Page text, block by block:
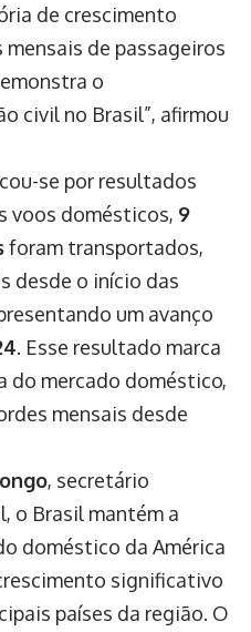
de crescimento
de passageiros
o
civil no Brasil”, afirmou
se por resultados
voos domésticos, 9
foram transportados,
desde o início das
um avanço
. Esse resultado marca
do mercado doméstico,
mensais desde
, secretário
o Brasil mantém a
doméstico da América
significativo
países da região. O